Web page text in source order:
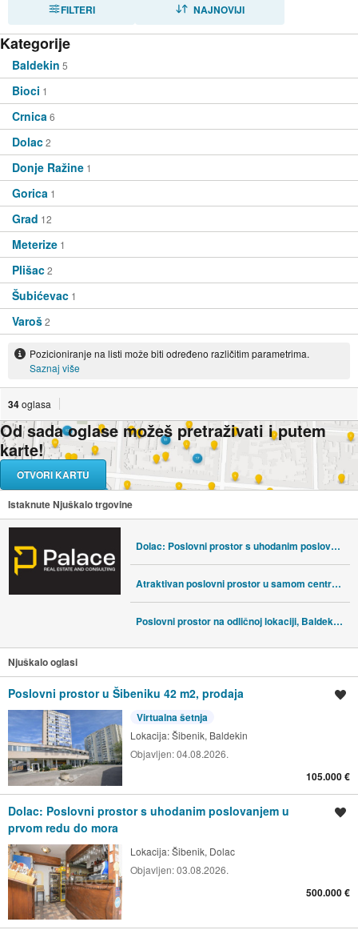
FILTERI NAJNOVIJI
Kategorije
Baldekin 5
Bioci 1
Crnica 6
Dolac2
Donje Ražine 1
Gorica 1
Grad 12
Meterize 1
Plišac2
Šubićevac 1
Varoš2
Pozicioniranje na listi može biti određeno različitim parametrima.
Saznaj više
34oglasa
Od sada oglase možeš pretraživati i putem
karte!
OTVORI KARTU
Istaknute Njuškalo trgovine
Dolac: Poslovni prostor s uhodanim poslovanjem u prvom redu do mora
Atraktivan poslovni prostor u samom centru grada
Poslovni prostor na odličnoj lokaciji, Baldekin, 250 m2
Njuškalo oglasi
Poslovni prostor u Šibeniku 42 m2, prodaja
Virtualna šetnja
Lokacija:Šibenik, Baldekin
Objavljen:04.08.2026.
105.000 €
Dolac: Poslovni prostor s uhodanim poslovanjem u
prvom redu do mora
Lokacija:Šibenik, Dolac
Objavljen:03.08.2026.
500.000 €